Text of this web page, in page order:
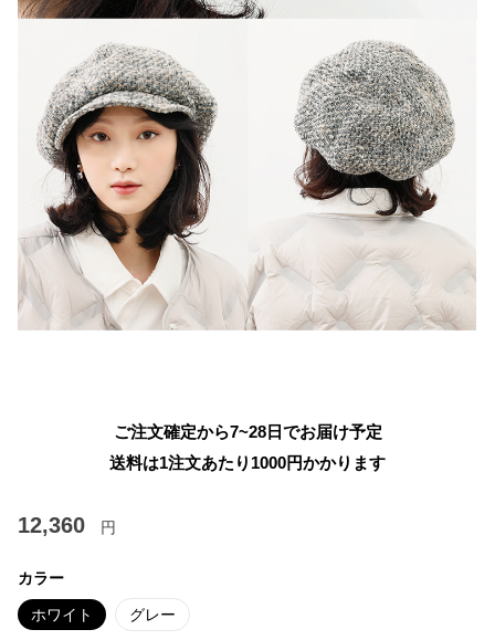
ご注文確定から7~28日でお届け予定
送料は1注文あたり 1000円かかります
12,360 円
カラー
ホワイト グレー